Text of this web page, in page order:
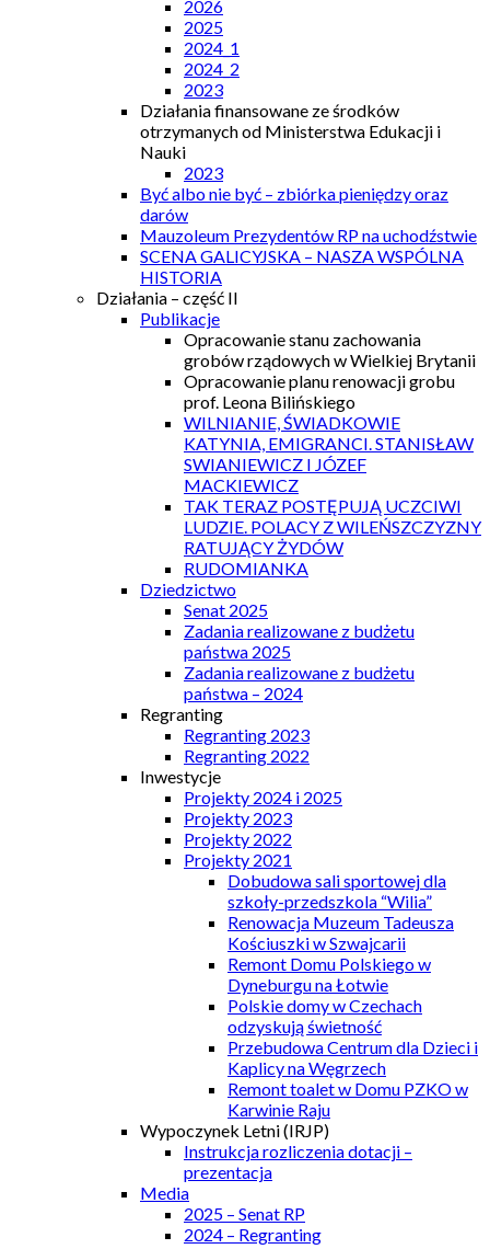
2026
2025
2024_1
2024_2
2023
Działania finansowane ze środków
otrzymanych od Ministerstwa Edukacji i
Nauki
2023
Być albo nie być – zbiórka pieniędzy oraz
darów
Mauzoleum Prezydentów RP na uchodźstwie
SCENA GALICYJSKA – NASZA WSPÓLNA
HISTORIA
Działania – część II
Publikacje
Opracowanie stanu zachowania
grobów rządowych w Wielkiej Brytanii
Opracowanie planu renowacji grobu
prof. Leona Bilińskiego
WILNIANIE, ŚWIADKOWIE
KATYNIA, EMIGRANCI. STANISŁAW
SWIANIEWICZ I JÓZEF
MACKIEWICZ
TAK TERAZ POSTĘPUJĄ UCZCIWI
LUDZIE. POLACY Z WILEŃSZCZYZNY
RATUJĄCY ŻYDÓW
RUDOMIANKA
Dziedzictwo
Senat 2025
Zadania realizowane z budżetu
państwa 2025
Zadania realizowane z budżetu
państwa – 2024
Regranting
Regranting 2023
Regranting 2022
Inwestycje
Projekty 2024 i 2025
Projekty 2023
Projekty 2022
Projekty 2021
Dobudowa sali sportowej dla
szkoły-przedszkola “Wilia”
Renowacja Muzeum Tadeusza
Kościuszki w Szwajcarii
Remont Domu Polskiego w
Dyneburgu na Łotwie
Polskie domy w Czechach
odzyskują świetność
Przebudowa Centrum dla Dzieci i
Kaplicy na Węgrzech
Remont toalet w Domu PZKO w
Karwinie Raju
Wypoczynek Letni (IRJP)
Instrukcja rozliczenia dotacji –
prezentacja
Media
2025 – Senat RP
2024 – Regranting